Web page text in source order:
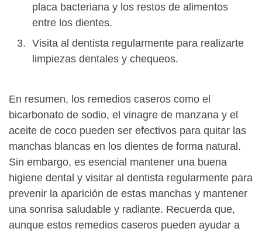
placa bacteriana y los restos de alimentos
entre los dientes.
Visita al dentista regularmente para realizarte
limpiezas dentales y chequeos.
En resumen, los remedios caseros como el
bicarbonato de sodio, el vinagre de manzana y el
aceite de coco pueden ser efectivos para quitar las
manchas blancas en los dientes de forma natural.
Sin embargo, es esencial mantener una buena
higiene dental y visitar al dentista regularmente para
prevenir la aparición de estas manchas y mantener
una sonrisa saludable y radiante. Recuerda que,
aunque estos remedios caseros pueden ayudar a